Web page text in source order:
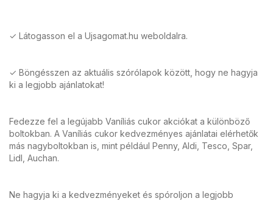
✓ Látogasson el a Ujsagomat.hu weboldalra.
✓ Böngésszen az aktuális szórólapok között, hogy ne hagyja
ki a legjobb ajánlatokat!
Fedezze fel a legújabb Vaníliás cukor akciókat a különböző
boltokban. A Vaníliás cukor kedvezményes ajánlatai elérhetők
más nagyboltokban is, mint például Penny, Aldi, Tesco, Spar,
Lidl, Auchan.
Ne hagyja ki a kedvezményeket és spóroljon a legjobb